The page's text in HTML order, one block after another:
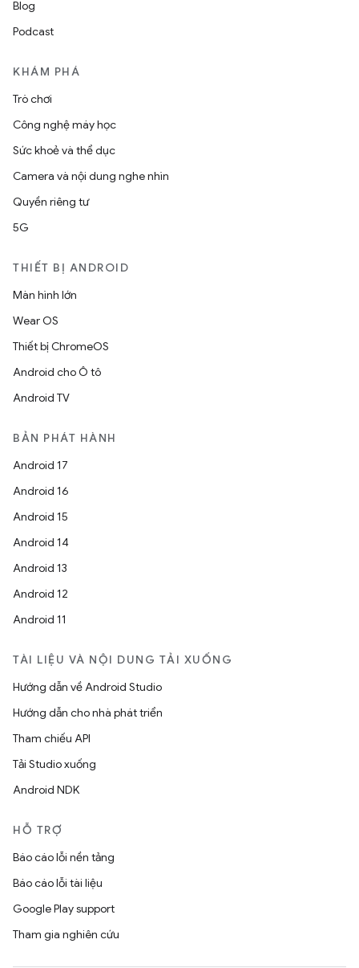
Blog
Podcast
KHÁM PHÁ
Trò chơi
Công nghệ máy học
Sức khoẻ và thể dục
Camera và nội dung nghe nhìn
Quyền riêng tư
5G
THIẾT BỊ ANDROID
Màn hình lớn
Wear OS
Thiết bị ChromeOS
Android cho Ô tô
Android TV
BẢN PHÁT HÀNH
Android 17
Android 16
Android 15
Android 14
Android 13
Android 12
Android 11
TÀI LIỆU VÀ NỘI DUNG TẢI XUỐNG
Hướng dẫn về Android Studio
Hướng dẫn cho nhà phát triển
Tham chiếu API
Tải Studio xuống
Android NDK
HỖ TRỢ
Báo cáo lỗi nền tảng
Báo cáo lỗi tài liệu
Google Play support
Tham gia nghiên cứu